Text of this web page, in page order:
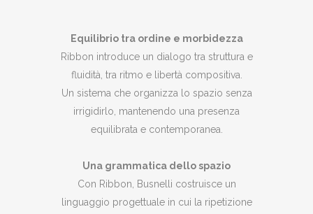
Equilibrio tra ordine e morbidezza
Ribbon introduce un dialogo tra struttura e
fluidità, tra ritmo e libertà compositiva.
Un sistema che organizza lo spazio senza
irrigidirlo, mantenendo una presenza
equilibrata e contemporanea.
Una grammatica dello spazio
Con Ribbon, Busnelli costruisce un
linguaggio progettuale in cui la ripetizione